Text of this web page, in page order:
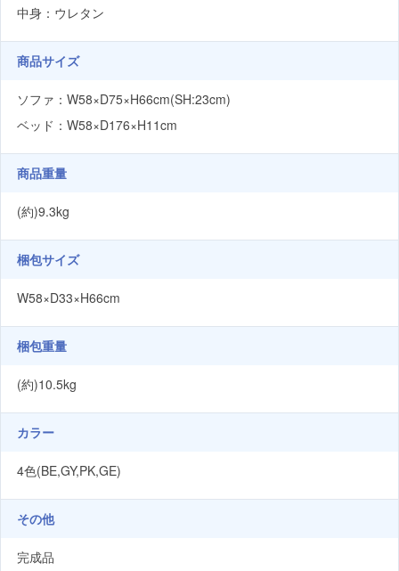
中身：ウレタン
商品サイズ
ソファ：W58×D75×H66cm(SH:23cm)
ベッド：W58×D176×H11cm
商品重量
(約)9.3kg
梱包サイズ
W58×D33×H66cm
梱包重量
(約)10.5kg
カラー
4色(BE,GY,PK,GE)
その他
完成品